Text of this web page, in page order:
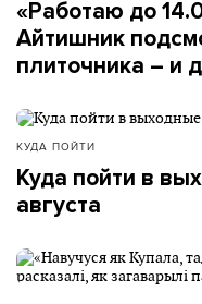
«Работаю до
Айтишник
плиточника – и
КУДА ПОЙТИ
Куда пойти в
августа